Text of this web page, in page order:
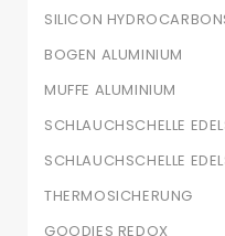
SILICON
BOGEN ALUMINIUM
MUFFE ALUMINIUM
SCHLAUCHSCHELLE
SCHLAUCHSCHELLE
THERMOSICHERUNG
GOODIES REDOX